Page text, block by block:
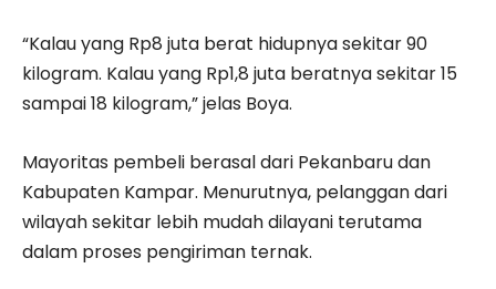
“Kalau yang Rp8 juta berat hidupnya sekitar 90
kilogram. Kalau yang Rp1,8 juta beratnya sekitar 15
sampai 18 kilogram,” jelas Boya.
Mayoritas pembeli berasal dari Pekanbaru dan
Kabupaten Kampar. Menurutnya, pelanggan dari
wilayah sekitar lebih mudah dilayani terutama
dalam proses pengiriman ternak.